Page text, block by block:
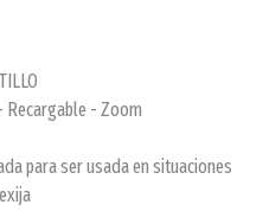
Recargable - Zoom
para ser usada en situaciones